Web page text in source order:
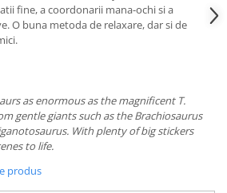
fine, a coordonarii mana-ochi si a
O buna metoda de relaxare, dar si de
as enormous as the magnificent T.
gentle giants such as the Brachiosaurus
With plenty of big stickers
to life.
produs